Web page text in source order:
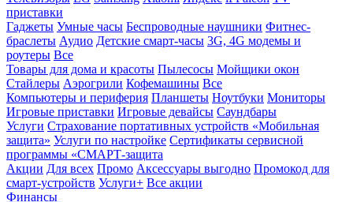
приставки
Гаджеты Умные часы Беспроводные наушники Фитнес-
браслеты Аудио Детские смарт-часы 3G, 4G модемы и
роутеры Все
Товары для дома и красоты Пылесосы Мойщики окон
Стайлеры Аэрогрили Кофемашины Все
Компьютеры и периферия Планшеты Ноутбуки Мониторы
Игровые приставки Игровые девайсы Саундбары
Услуги Страхование портативных устройств «Мобильная
защита» Услуги по настройке Сертификаты сервисной
программы «СМАРТ-защита
Акции Для всех Промо Аксессуары выгодно Промокод для
смарт-устройств Услуги+ Все акции
Финансы